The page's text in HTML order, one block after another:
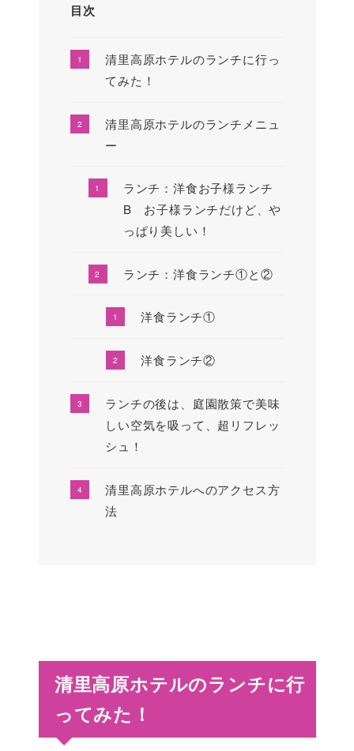
目次
清里高原ホテルのランチに行っ
てみた！
清里高原ホテルのランチメニュ
ー
ランチ：洋食お子様ランチ
B お子様ランチだけど、や
っぱり美しい！
ランチ：洋食ランチ①と②
洋食ランチ①
洋食ランチ②
ランチの後は、庭園散策で美味
しい空気を吸って、超リフレッ
シュ！
清里高原ホテルへのアクセス方
法
清里高原ホテルのランチに行
ってみた！